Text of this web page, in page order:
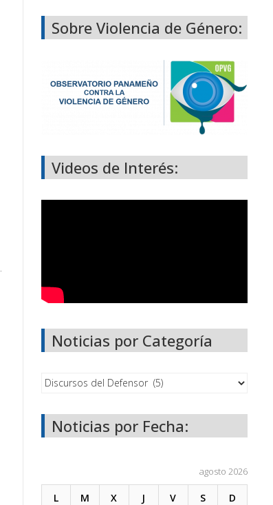
Sobre Violencia de Género:
Videos de Interés:
Noticias por Categoría
Noticias por Fecha:
agosto 2026
L M X J V S D